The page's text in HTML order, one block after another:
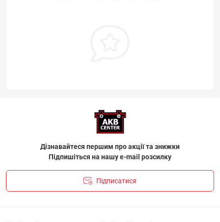
Дізнавайтеся першим про акції та знижки
Підпишіться на нашу e-mail розсилку
Підписатися